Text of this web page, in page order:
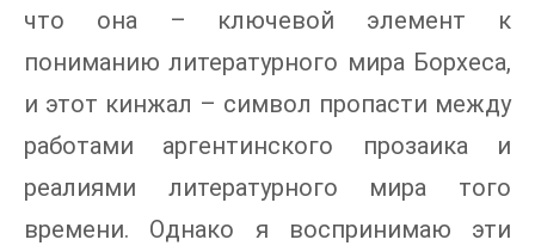
что она – ключевой элемент к
пониманию литературного мира Борхеса,
и этот кинжал – символ пропасти между
работами аргентинского прозаика и
реалиями литературного мира того
времени. Однако я воспринимаю эти